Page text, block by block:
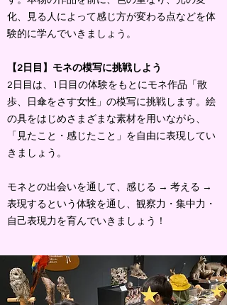
化、見る人によって感じ方が変わる点などを体
験的に学んでいきましょう。
【2日目】モネの模写に挑戦しよう
2日目は、1日目の体験をもとにモネ作品「散
歩、日傘をさす女性」の模写に挑戦します。絵
の具をはじめさまざまな素材を用いながら、
「見たこと・感じたこと」を自由に表現してい
きましょう。
モネとの出会いを通して、感じる → 考える →
表現するという体験を通し、観察力・集中力・
自己表現力を育んでいきましょう！